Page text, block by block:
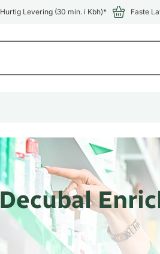
Hurtig Levering (30 min. i Kbh)* Faste
Decubal